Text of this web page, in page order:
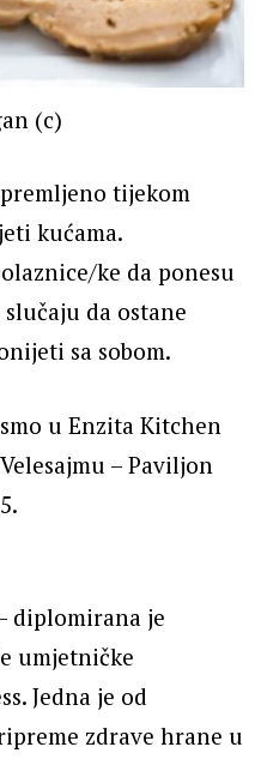
(c)
tijekom
kućama.
ke da ponesu
da ostane
sa sobom.
u Enzita Kitchen
– Paviljon
diplomirana je
umjetničke
Jedna je od
zdrave hrane u